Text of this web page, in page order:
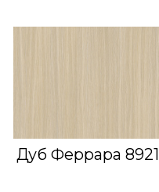
Дуб Феррара 8921